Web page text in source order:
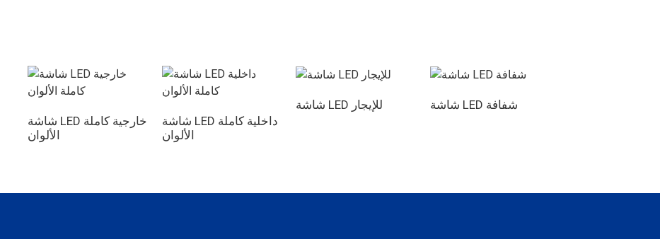
شاشة LED خارجية كاملة
الألوان
شاشة LED داخلية كاملة
الألوان
شاشة LED للإيجار
شاشة LED شفافة